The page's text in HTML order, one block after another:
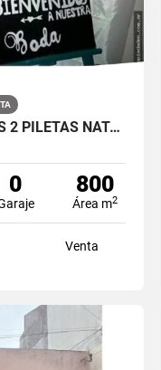
CHACRA 5 HA ARBOLADAS 2 PILETAS NATACION SALON VVDA APTO V DESTINOS
0 800
Área m2
Venta